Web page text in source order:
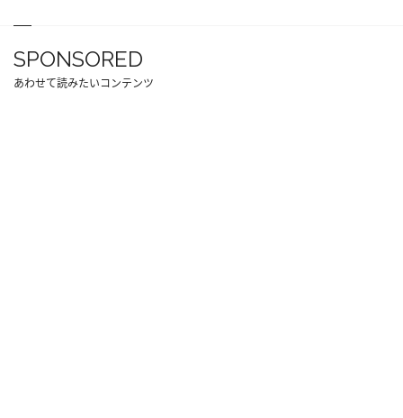
SPONSORED
あわせて読みたいコンテンツ